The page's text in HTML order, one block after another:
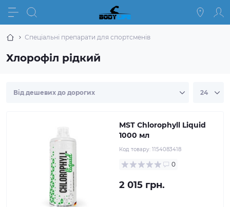
Спеціальні препарати для спортсменів
Хлорофіл рідкий
MST Chlorophyll Liquid
1000 мл
Код товару: 1154083418
0
2 015 грн.